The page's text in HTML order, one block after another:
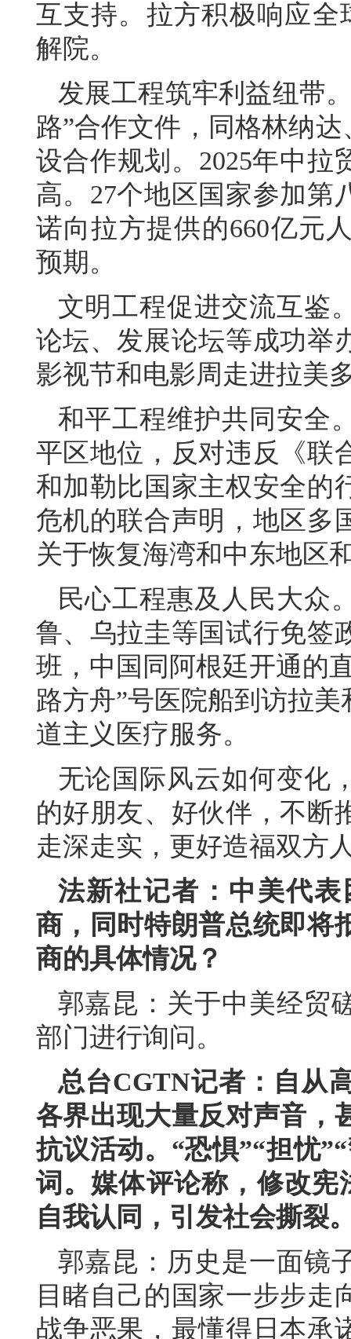
互支持。拉方积极响应
解院。
发展工程筑牢利益纽带
路”合作文件，同格林纳
设合作规划。2025年中拉
高。27个地区国家参加第
诺向拉方提供的660亿元
预期。
文明工程促进交流互鉴
论坛、发展论坛等成功举
影视节和电影周走进拉美
和平工程维护共同安全
平区地位，反对违反《联
和加勒比国家主权安全的
危机的联合声明，地区多
关于恢复海湾和中东地区
民心工程惠及人民大众
鲁、乌拉圭等国试行免签
班，中国同阿根廷开通的
路方舟”号医院船到访拉
道主义医疗服务。
无论国际风云如何变化
的好朋友、好伙伴，不断
走深走实，更好造福双方
法新社记者：中美代
商，同时特朗普总统即将
商的具体情况？
郭嘉昆：关于中美经贸
部门进行询问。
总台CGTN记者：自从
各界出现大量反对声音，
抗议活动。“恐惧”“担忧
词。媒体评论称，修改宪
自我认同，引发社会撕裂
郭嘉昆：历史是一面镜
目睹自己的国家一步步走
战争恶果，最懂得日本承